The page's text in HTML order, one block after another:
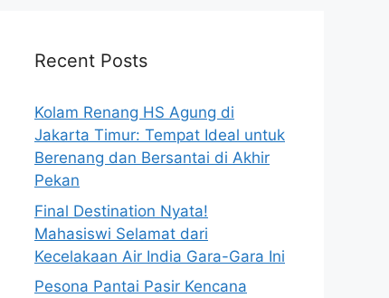
Recent Posts
Kolam Renang HS Agung di
Jakarta Timur: Tempat Ideal untuk
Berenang dan Bersantai di Akhir
Pekan
Final Destination Nyata!
Mahasiswi Selamat dari
Kecelakaan Air India Gara-Gara Ini
Pesona Pantai Pasir Kencana